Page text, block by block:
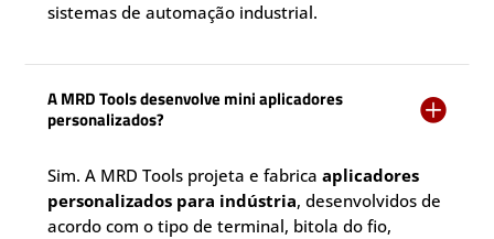
sistemas de automação industrial.
A MRD Tools desenvolve mini aplicadores
personalizados?

Sim. A MRD Tools projeta e fabricaaplicadores
personalizados para indústria, desenvolvidos de
acordo com o tipo de terminal, bitola do fio,